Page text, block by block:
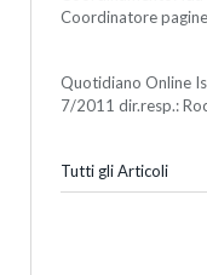
Coordinatore
Quotidiano Online
7/2011 dir.resp.:
Tutti gli Articoli